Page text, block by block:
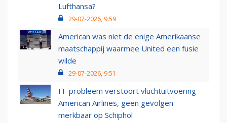
Lufthansa?
29-07-2026, 9:59
American was niet de enige Amerikaanse
maatschappij waarmee United een fusie
wilde
29-07-2026, 9:51
IT-probleem verstoort vluchtuitvoering
American Airlines, geen gevolgen
merkbaar op Schiphol